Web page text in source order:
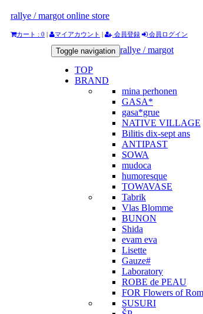
rallye / margot online store
カート : 0 | マイアカウント | 会員登録 会員ログイン
rallye / margot
Toggle navigation
TOP
BRAND
mina perhonen
GASA*
gasa*grue
NATIVE VILLAGE
Bilitis dix-sept ans
ANTIPAST
SOWA
mudoca
humoresque
TOWAVASE
Tabrik
Vlas Blomme
BUNON
Shida
evam eva
Lisette
Gauze#
Laboratory
ROBE de PEAU
FOR Flowers of
SUSURI